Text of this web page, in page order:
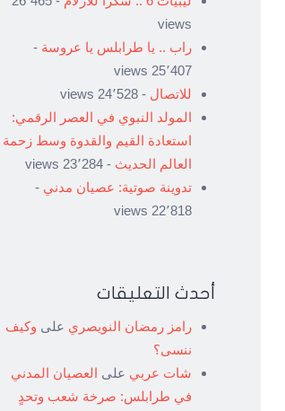
views
راب .. يا طرابلس يا عروسة -
25٬407 views
للاتصال - 24٬528 views
المولد النبوي في العصر الرقمي:
استعادة القيم والقدوة وسط زحمة
العالم الحديث - 23٬284 views
تدوينة صوتية: عصيان مدني -
22٬818 views
أحدث التعليقات
رامز رمضان النويصري على وكيف
ننسى؟
شات عربي على العصيان المدني
في طرابلس: صرخة شعب وتحدٍ